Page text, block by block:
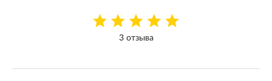
3 отзыва